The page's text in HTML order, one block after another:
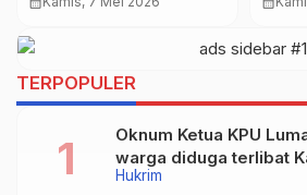
Kebijakan BOSDA dan
TERPOPULER
Hukrim
Oknum Ketua KPU
warga diduga terlibat